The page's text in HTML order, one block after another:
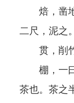
焙，凿地
二尺，泥之。
贯，削竹
棚，一曰
茶也。茶之